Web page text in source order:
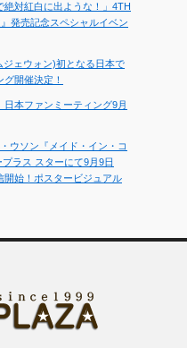
絶対紅白に出ような！」4TH
発売記念スペシャルイベン
ジェウォン)初となる日本で
開催決定！
日本ファンミーティング9月
ウソン『メイド・イン・コ
ラス スターにて9月9日
開始！ポスタービジュアル